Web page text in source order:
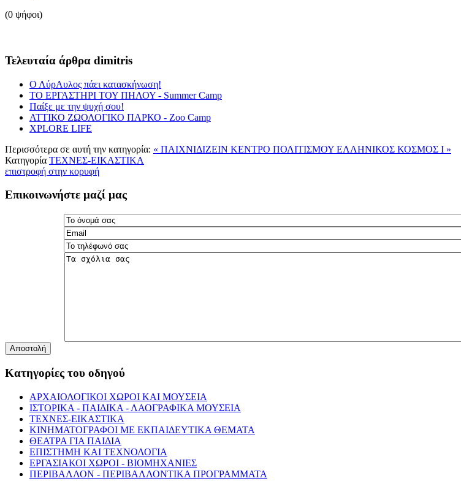
(0 ψήφοι)
Τελευταία άρθρα dimitris
Ο ΛύρΑυλος πάει κατασκήνωση!
ΤΟ ΕΡΓΑΣΤΗΡΙ ΤΟΥ ΠΗΛΟΥ - Summer Camp
Παίξε με την ψυχή σου!
ΑΤΤΙΚΟ ΖΩΟΛΟΓΙΚΟ ΠΑΡΚΟ - Ζοο Camp
XPLORE LIFE
Περισσότερα σε αυτή την κατηγορία: « ΠΑΙΧΝΙΔΙΖΕΙΝ ΚΕΝΤΡΟ ΠΟΛΙΤΙΣΜΟΥ ΕΛΛΗΝΙΚΟΣ ΚΟΣΜΟΣ Ι »
Κατηγορία ΤΕΧΝΕΣ-ΕΙΚΑΣΤΙΚΑ
επιστροφή στην κορυφή
Επικοινωνήστε μαζί μας
Αποστολή
Κατηγορίες του οδηγού
ΑΡΧΑΙΟΛΟΓΙΚΟΙ ΧΩΡΟΙ ΚΑΙ ΜΟΥΣΕΙΑ
ΙΣΤΟΡΙΚΑ - ΠΑΙΔΙΚΑ - ΛΑΟΓΡΑΦΙΚΑ ΜΟΥΣΕΙΑ
ΤΕΧΝΕΣ-ΕΙΚΑΣΤΙΚΑ
ΚΙΝΗΜΑΤΟΓΡΑΦΟΙ ΜΕ ΕΚΠΑΙΔΕΥΤΙΚΑ ΘΕΜΑΤΑ
ΘΕΑΤΡΑ ΓΙΑ ΠΑΙΔΙΑ
ΕΠΙΣΤΗΜΗ ΚΑΙ ΤΕΧΝΟΛΟΓΙΑ
ΕΡΓΑΣΙΑΚΟΙ ΧΩΡΟΙ - ΒΙΟΜΗΧΑΝΙΕΣ
ΠΕΡΙΒΑΛΛΟΝ - ΠΕΡΙΒΑΛΛΟΝΤΙΚΑ ΠΡΟΓΡΑΜΜΑΤΑ